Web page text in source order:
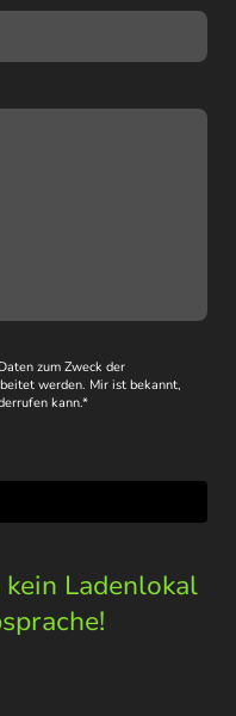
zum Zweck der
werden. Mir ist bekannt,
kann.*
Ladenlokal